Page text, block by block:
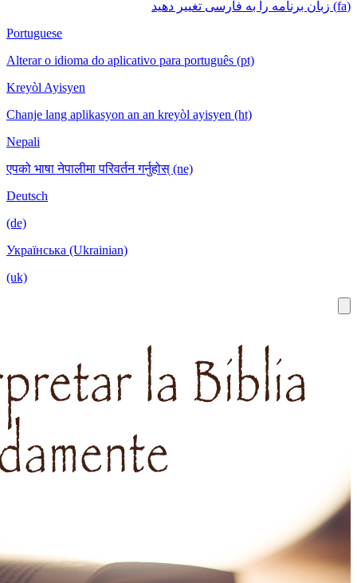
Alterar o idioma do aplicativo para
Chanje lang aplikasyon an an kreyòl
एपको भाषा नेपालीमा परिवर्तन गर्नुहोस् (ne)